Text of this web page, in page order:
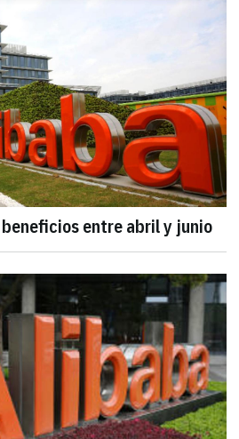
entre abril y junio